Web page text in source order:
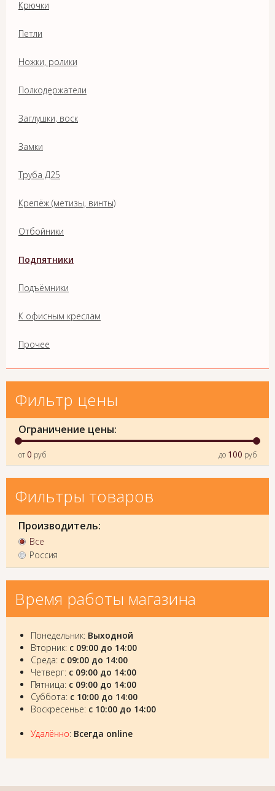
Крючки
Петли
Ножки, ролики
Полкодержатели
Заглушки, воск
Замки
Труба Д25
Крепёж (метизы, винты)
Отбойники
Подпятники
Подъёмники
К офисным креслам
Прочее
Фильтр цены
Ограничение цены:
от0 руб до 100 руб
Фильтры товаров
Производитель:
Все
Россия
Время работы магазина
Понедельник: Выходной
Вторник: с 09:00 до 14:00
Среда: с 09:00 до 14:00
Четверг: с 09:00 до 14:00
Пятница: с 09:00 до 14:00
Суббота: с 10:00 до 14:00
Воскресенье: с 10:00 до 14:00
Удалённо: Всегда online